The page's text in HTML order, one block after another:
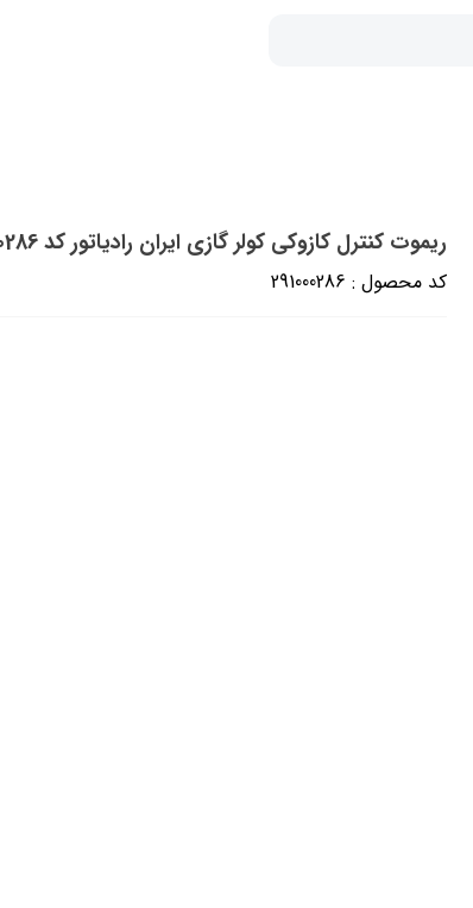
ریموت کنترل کازوکی کولر گازی ایران رادیاتور کد 291000286 (شرکتی)
کد محصول : 291000286